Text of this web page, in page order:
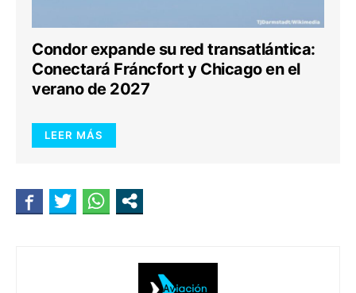
Condor expande su red transatlántica:
Conectará Fráncfort y Chicago en el
verano de 2027
LEER MÁS